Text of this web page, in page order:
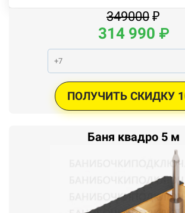
349000 ₽
314 990 ₽
ПОЛУЧИТЬ СКИДКУ
Баня квадро 5 м